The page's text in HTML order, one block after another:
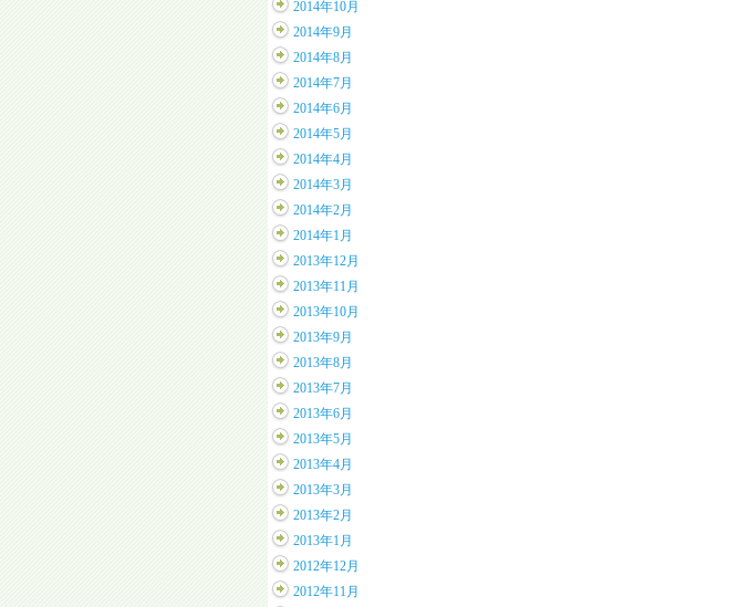
2014年10月
2014年9月
2014年8月
2014年7月
2014年6月
2014年5月
2014年4月
2014年3月
2014年2月
2014年1月
2013年12月
2013年11月
2013年10月
2013年9月
2013年8月
2013年7月
2013年6月
2013年5月
2013年4月
2013年3月
2013年2月
2013年1月
2012年12月
2012年11月